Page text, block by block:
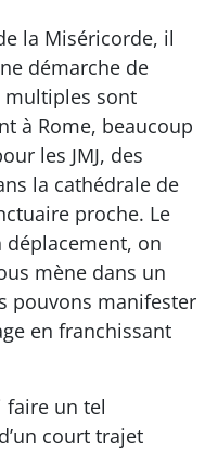
la Miséricorde, il
démarche de
multiples sont
à Rome, beaucoup
les JMJ, des
la cathédrale de
proche. Le
déplacement, on
mène dans un
pouvons manifester
en franchissant
faire un tel
court trajet